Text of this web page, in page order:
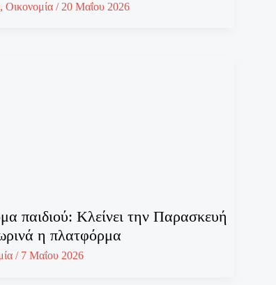
,Οικονομία / 20 Μαΐου 2026
παιδιού: Κλείνει την Παρασκευή
η πλατφόρμα
/ 7 Μαΐου 2026